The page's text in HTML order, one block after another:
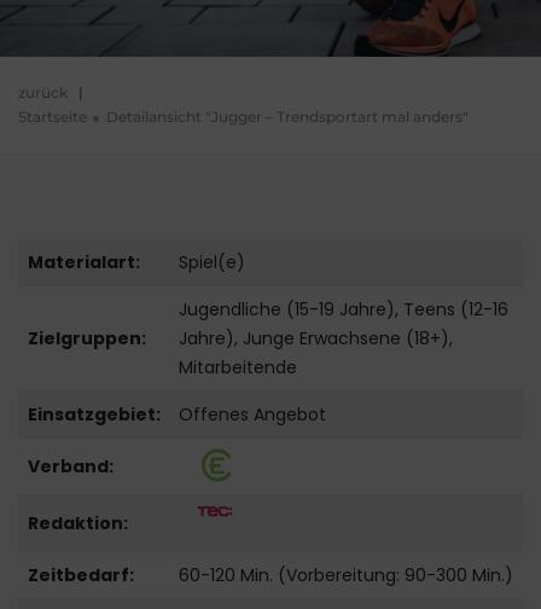
zurück |
Startseite
Detailansicht "Jugger – Trendsportart mal anders"
Materialart: Spiel(e)
Zielgruppen:
Jugendliche (15-19 Jahre), Teens (12-16
Jahre), Junge Erwachsene (18+),
Mitarbeitende
Einsatzgebiet:
Offenes Angebot
Verband:
Redaktion:
Zeitbedarf:
60-120 Min. (Vorbereitung: 90-300 Min.)